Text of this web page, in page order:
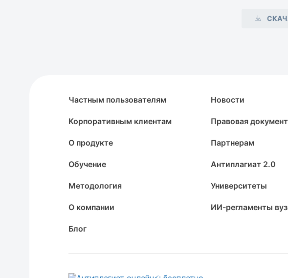
Частным пользователям
Корпоративным клиентам
О продукте
Обучение
Методология
О компании
Блог
Новости
Правовая
Партнерам
Антиплагиат 2.0
Университеты
ИИ-регламенты